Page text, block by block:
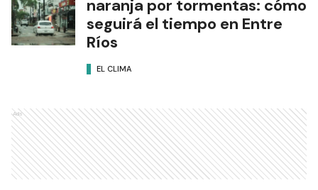
naranja por tormentas: cómo
seguirá el tiempo en Entre
Ríos
EL CLIMA
Ads